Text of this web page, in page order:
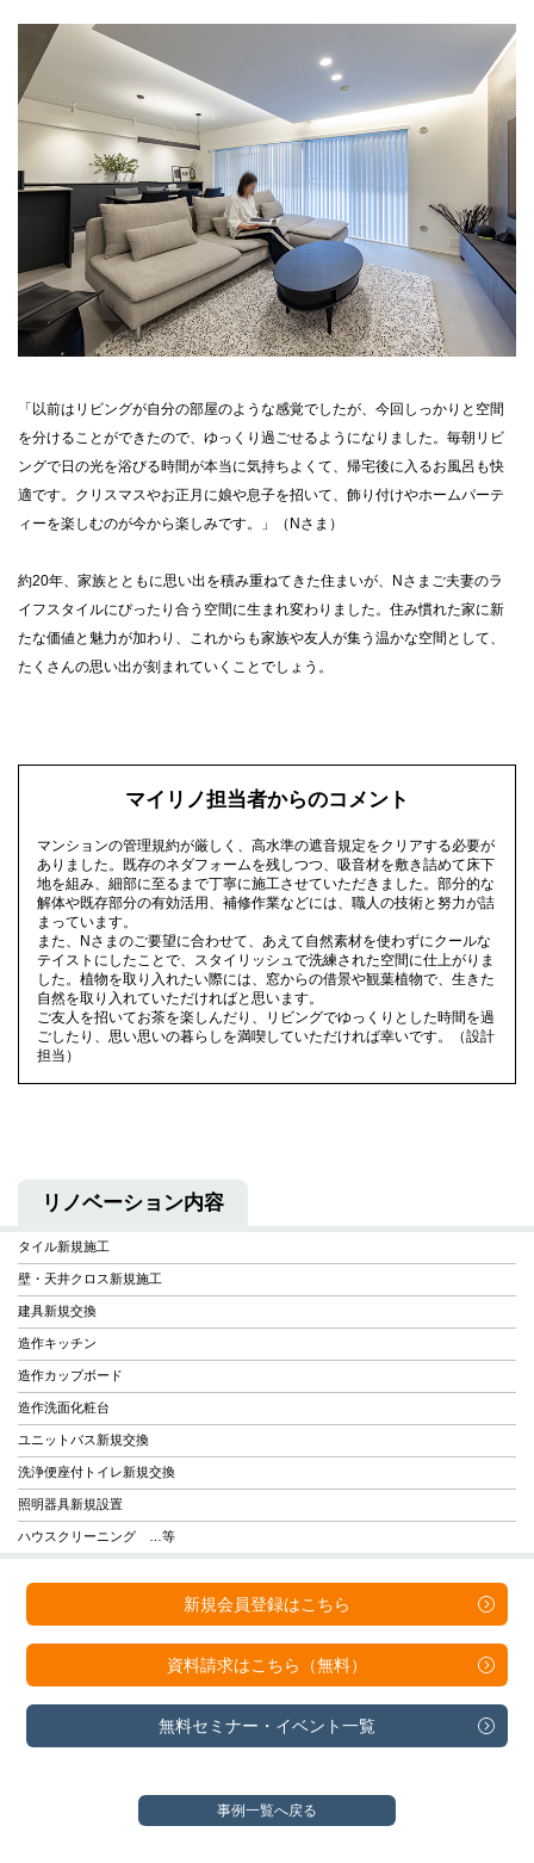
「以前はリビングが自分の部屋のような感覚でしたが、今回しっかりと空間
を分けることができたので、ゆっくり過ごせるようになりました。毎朝リビ
ングで日の光を浴びる時間が本当に気持ちよくて、帰宅後に入るお風呂も快
適です。クリスマスやお正月に娘や息子を招いて、飾り付けやホームパーテ
ィーを楽しむのが今から楽しみです。」（Nさま）
約20年、家族とともに思い出を積み重ねてきた住まいが、Nさまご夫妻のラ
イフスタイルにぴったり合う空間に生まれ変わりました。住み慣れた家に新
たな価値と魅力が加わり、これからも家族や友人が集う温かな空間として、
たくさんの思い出が刻まれていくことでしょう。
マイリノ担当者からのコメント
マンションの管理規約が厳しく、高水準の遮音規定をクリアする必要が
ありました。既存のネダフォームを残しつつ、吸音材を敷き詰めて床下
地を組み、細部に至るまで丁寧に施工させていただきました。部分的な
解体や既存部分の有効活用、補修作業などには、職人の技術と努力が詰
まっています。
また、Nさまのご要望に合わせて、あえて自然素材を使わずにクールな
テイストにしたことで、スタイリッシュで洗練された空間に仕上がりま
した。植物を取り入れたい際には、窓からの借景や観葉植物で、生きた
自然を取り入れていただければと思います。
ご友人を招いてお茶を楽しんだり、リビングでゆっくりとした時間を過
ごしたり、思い思いの暮らしを満喫していただければ幸いです。（設計
担当）
リノベーション内容
タイル新規施工
壁・天井クロス新規施工
建具新規交換
造作キッチン
造作カップボード
造作洗面化粧台
ユニットバス新規交換
洗浄便座付トイレ新規交換
照明器具新規設置
ハウスクリーニング …等
新規会員登録はこちら
資料請求はこちら（無料）
無料セミナー・ イベント一覧
事例一覧へ戻る